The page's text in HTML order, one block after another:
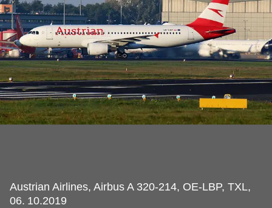
Austrian Airlines, Airbus A 320-214, OE-LBP, TXL,
06. 10.2019